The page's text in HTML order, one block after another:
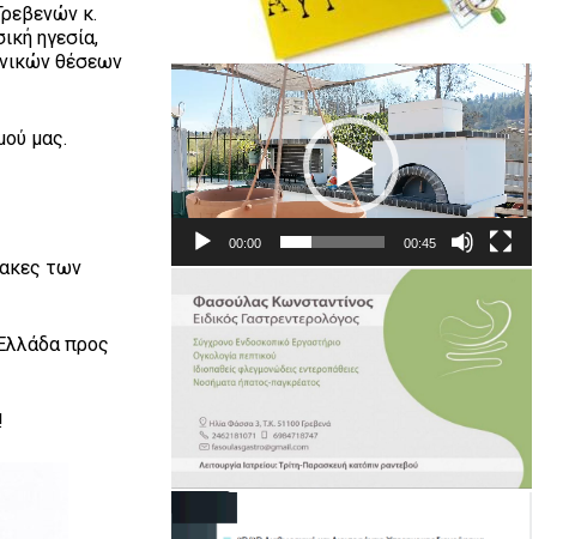
κ.
ηγεσία,
θέσεων
μας.
των
προς
Πρόγραμμα
Αναπαραγωγής
Βίντεο
00:00 00:45